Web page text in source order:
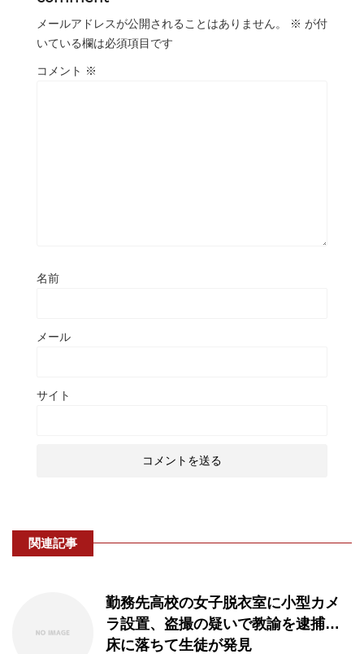
メールアドレスが公開されることはありません。 ※ が付
いている欄は必須項目です
コメント ※
名前
メール
サイト
関連記事
勤務先高校の女子脱衣室に小型カメ
ラ設置、盗撮の疑いで教諭を逮捕…
床に落ちて生徒が発見